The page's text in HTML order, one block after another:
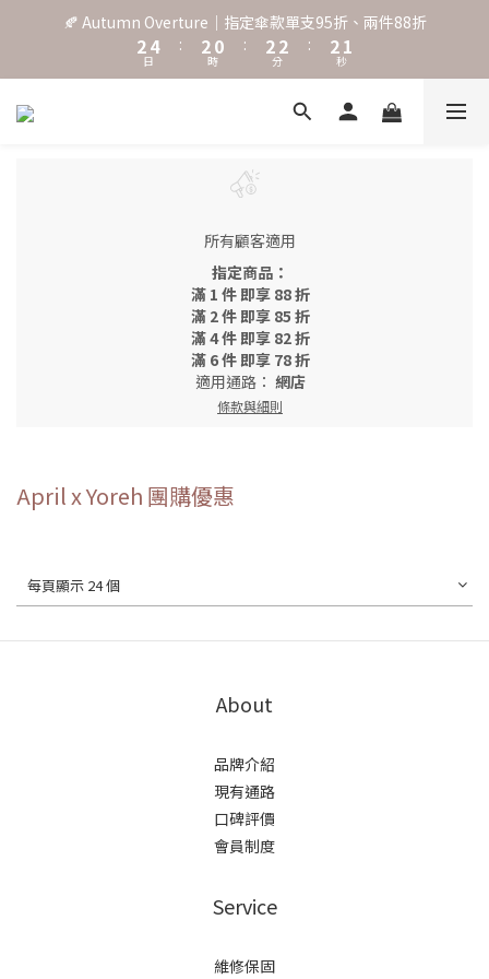
˖⋆꙳𝜗𝜚꙳. Shefa 沃野棕4款 全新上市˖⋆꙳𝜗𝜚꙳
🍂 Autumn Overture｜指定傘款單支95折、兩件88折
3
2
1
5
4
3
日
:
3
2
1
1
0
時
:
3
2
1
3
2
1
分
:
3
2
1
2
1
0
秒
‧⁺ ⊹˚. 台灣地區任選兩支傘免運 ⁺ ⊹˚.
˖⋆꙳𝜗𝜚꙳. Shefa 沃野棕4款 全新上市˖⋆꙳𝜗𝜚꙳
所有顧客適用
指定商品：
滿 1 件 即享 88 折
滿 2 件 即享 85 折
滿 4 件 即享 82 折
滿 6 件 即享 78 折
適用通路： 網店
條款與細則
April x Yoreh 團購優惠
每頁顯示 24 個
About
品牌介紹
現有通路
口碑評價
會員制度
Service
維修保固